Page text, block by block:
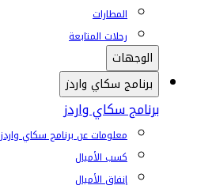
المطارات
رحلات المتابعة
الوجهات
برنامج سكاي واردز
برنامج سكاي واردز
معلومات عن برنامج سكاي واردز
كسب الأميال
إنفاق الأميال